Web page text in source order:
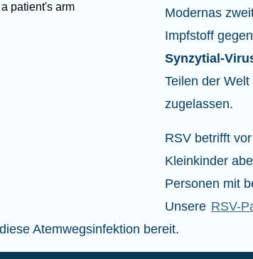
Modernas
Impfstoff
Synzytial-
Teilen der
zugelassen.
RSV betrifft
Kleinkinder
Personen mit
Unsere RSV-
Atemwegsinfektion bereit.